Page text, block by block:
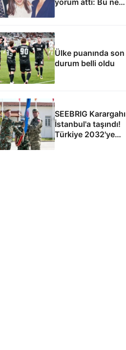
yorum attı: Bu ne
Ülke puanında son
durum belli oldu
SEEBRIG Karargahı
İstanbul'a taşındı!
Türkiye 2032'ye
kadar ev sahibi